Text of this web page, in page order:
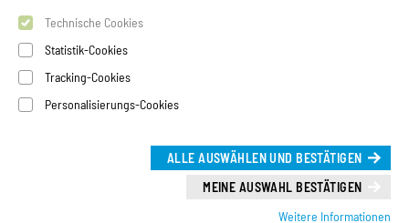
Technische Cookies
Statistik-Cookies
Tracking-Cookies
Personalisierungs-Cookies
ALLE AUSWÄHLEN UND BESTÄTIGEN
MEINE AUSWAHL BESTÄTIGEN
Weitere Informationen
Telefon:+49 6341 9179 0
Telefax: +49 6341 9179 16
E-Mail:
info@stw-vp.de
Folgt uns auf